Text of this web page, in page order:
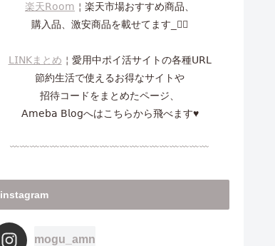
楽天𝖱𝗈𝗈𝗆 ￤楽天市場おすすめ商品、
購入品、激安商品を載せてます_✍🏻
𝖫𝖨𝖭𝖪まとめ ￤愛用中ポイ活サイトの各種𝖴𝖱𝖫
節約生活で使えるお得なサイトや
招待コードをまとめたページ、
𝖠𝗆𝖾𝖻𝖺 𝖡𝗅𝗈𝗀へはこちらから飛べます♥
﹏﹏﹏﹏﹏﹏﹏﹏﹏﹏﹏﹏﹏﹏﹏﹏﹏﹏﹏﹏
instagram
mogu_amn